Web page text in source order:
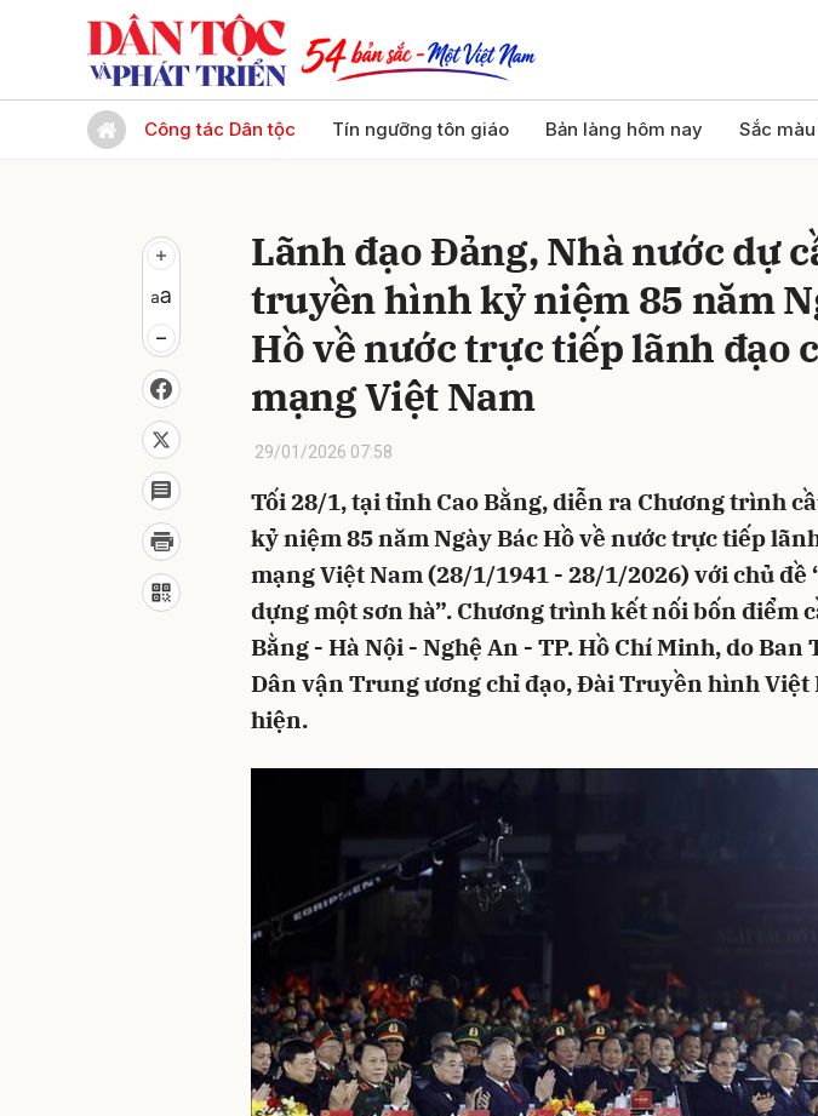
Công tác Dân tộc Tín ngưỡng tôn giáo Bản làng hôm nay Sắc
Lãnh đạo Đảng, Nhà nước dự
truyền hình kỷ niệm 85 năm
Hồ về nước trực tiếp lãnh đạo
mạng Việt Nam
29/01/2026 07:58
Tối 28/1, tại tỉnh Cao Bằng, diễn ra Chương trình
kỷ niệm 85 năm Ngày Bác Hồ về nước trực tiếp
mạng Việt Nam (28/1/1941 - 28/1/2026) với chủ đề
dựng một sơn hà”. Chương trình kết nối bốn điểm
Bằng - Hà Nội - Nghệ An - TP. Hồ Chí Minh, do Ban
Dân vận Trung ương chỉ đạo, Đài Truyền hình Việt
hiện.
Gửi bình luận